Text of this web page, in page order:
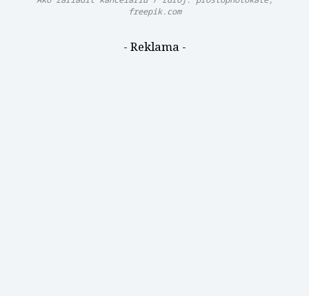
freepik.com
- Reklama -